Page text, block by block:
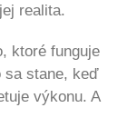
realita.
ktoré funguje
sa stane, keď
výkonu. A